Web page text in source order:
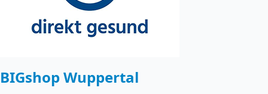
BIGshop Wuppertal